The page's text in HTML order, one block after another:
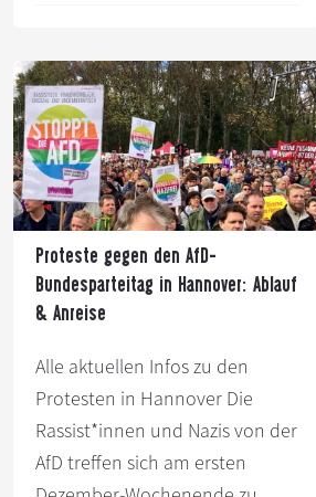
Aktuelle
Stunde
der
AfD
im
Bundestag
Proteste gegen den AfD-
Bundesparteitag in Hannover: Ablauf
& Anreise
Alle aktuellen Infos zu den
Protesten in Hannover Die
Rassist*innen und Nazis von der
AfD treffen sich am ersten